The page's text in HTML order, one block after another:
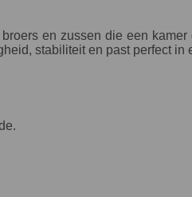
en zussen die een
stabiliteit en past perfect in